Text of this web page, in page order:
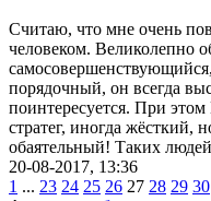
Считаю, что мне очень
человеком. Великолепно
порядочный, он всегда
поинтересуется. При
стратег, иногда жёсткий,
обаятельный! Таких
20-08-2017, 13:36
1 ... 23 24 25 26 27 28 29 30